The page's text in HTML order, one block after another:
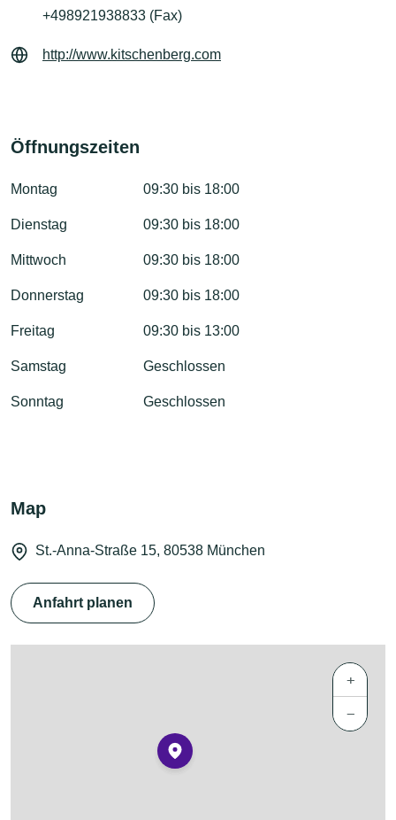
+498921938833 (Fax)
http://www.kitschenberg.com
Öffnungszeiten
Montag 09:30 bis 18:00
Dienstag 09:30 bis 18:00
Mittwoch 09:30 bis 18:00
Donnerstag 09:30 bis 18:00
Freitag 09:30 bis 13:00
Samstag Geschlossen
Sonntag Geschlossen
Map
St.-Anna-Straße 15, 80538 München
Anfahrt planen
+
−